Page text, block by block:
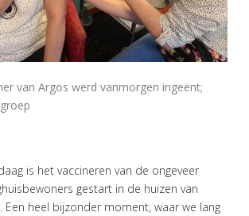
van Argos werd vanmorgen ingeënt;
is het vaccineren van de ongeveer
gestart in de huizen van
Een heel bijzonder moment, waar we lang